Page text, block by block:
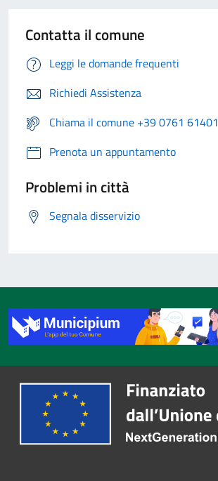
Contatta il comune
Leggi le domande frequenti
Richiedi Assistenza
Chiama il comune +39 0761 61401
Prenota un appuntamento
Problemi in città
Segnala disservizio